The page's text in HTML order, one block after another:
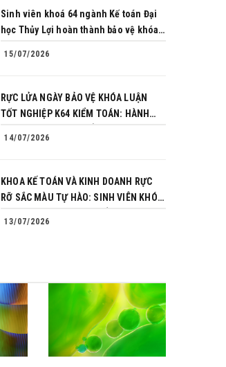
Sinh viên khoá 64 ngành Kế toán Đại
học Thủy Lợi hoàn thành bảo vệ khóa
15/07/2026
RỰC LỬA NGÀY BẢO VỆ KHÓA LUẬN
TỐT NGHIỆP K64 KIỂM TOÁN: HÀNH
14/07/2026
KHOA KẾ TOÁN VÀ KINH DOANH RỰC
RỠ SẮC MÀU TỰ HÀO: SINH VIÊN KHÓA
13/07/2026